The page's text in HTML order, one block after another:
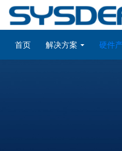
首页 解决方案 硬件